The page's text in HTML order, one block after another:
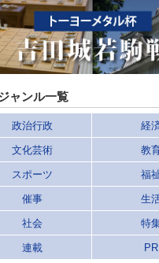
ャンル一覧
政治行政 経
文化芸術 教
スポーツ 福
催事 生
社会 特
連載 PR